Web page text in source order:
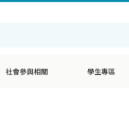
社會參與相關 學生專區